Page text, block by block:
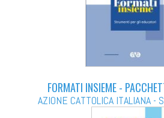
FORMATI INSIEME -
AZIONE CATTOLICA ITALIANA -